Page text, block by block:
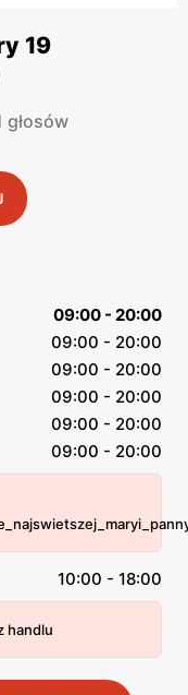
19
głosów
09:00 - 20:00
09:00 - 20:00
09:00 - 20:00
09:00 - 20:00
09:00 - 20:00
09:00 - 20:00
10:00 - 18:00
handlu